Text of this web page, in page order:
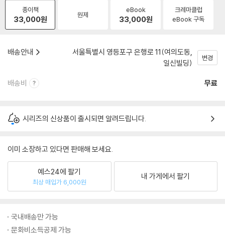
종이책
33,000원 원제
eBook
33,000원
크레마클럽
eBook 구독
배송안내
서울특별시 영등포구 은행로 11(여의도동,
일신빌딩)
변경
배송비 무료
시리즈의 신상품이 출시되면 알려드립니다.
이미 소장하고 있다면 판매해 보세요.
예스24에 팔기
최상 매입가 6,000원
내 가게에서 팔기
국내배송만 가능
문화비소득공제 가능